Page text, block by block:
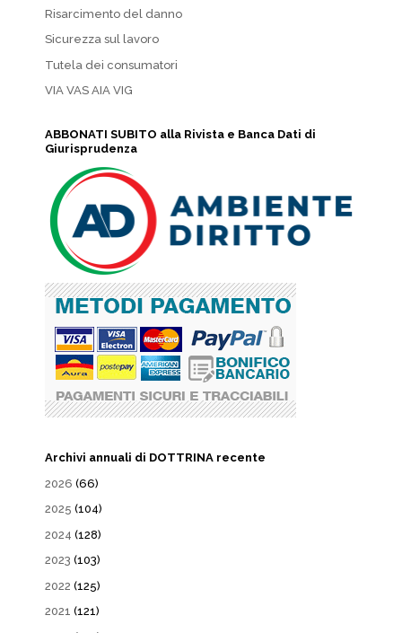
Risarcimento del danno
Sicurezza sul lavoro
Tutela dei consumatori
VIA VAS AIA VIG
ABBONATI SUBITO alla Rivista e Banca Dati di
Giurisprudenza
Archivi annuali di DOTTRINA recente
2026 (66)
2025 (104)
2024 (128)
2023 (103)
2022 (125)
2021 (121)